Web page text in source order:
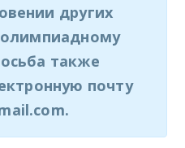
других
также
почту